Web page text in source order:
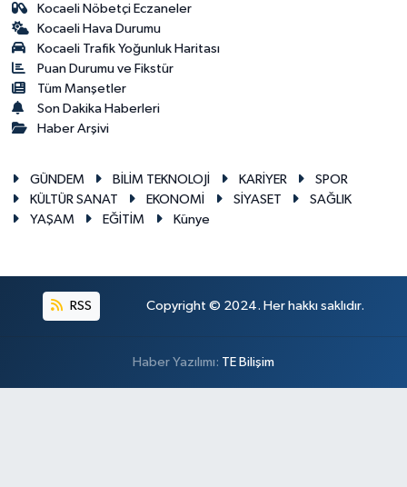
Kocaeli Nöbetçi Eczaneler
Kocaeli Hava Durumu
Kocaeli Trafik Yoğunluk Haritası
Puan Durumu ve Fikstür
Tüm Manşetler
Son Dakika Haberleri
Haber Arşivi
GÜNDEM BİLİM TEKNOLOJİ KARİYER
SPOR
KÜLTÜR SANAT
EKONOMİ SİYASET
SAĞLIK
YAŞAM
EĞİTİM Künye
RSS Copyright © 2024. Her hakkı saklıdır.
Haber Yazılımı: TE Bilişim